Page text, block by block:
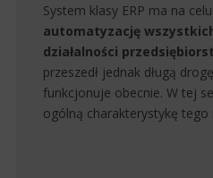
System klasy ERP ma na celu
automatyzację
działalności
przeszedł jednak długą
funkcjonuje obecnie. W tej
ogólną charakterystykę tego